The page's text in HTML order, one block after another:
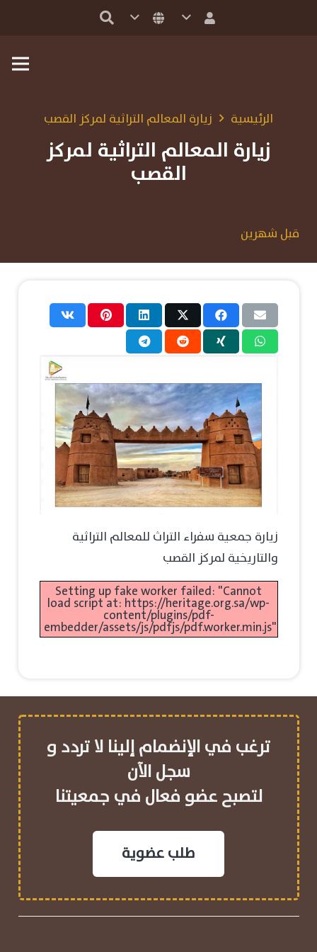
الرئيسية زيارة المعالم التراثية لمركز القصب
زيارة المعالم التراثية لمركز
القصب
قبل شهرين
زيارة جمعية سفراء التراث للمعالم التراثية
والتاريخية لمركز القصب
Setting up fake worker failed: "Cannot
load script at: https://heritage.org.sa/wp-
content/plugins/pdf-
embedder/assets/js/pdfjs/pdf.worker.min.js".
ترغب في الإنضمام إلينا لا تردد و
سجل الآن
لتصبح عضو فعال في جمعيتنا
طلب عضوية